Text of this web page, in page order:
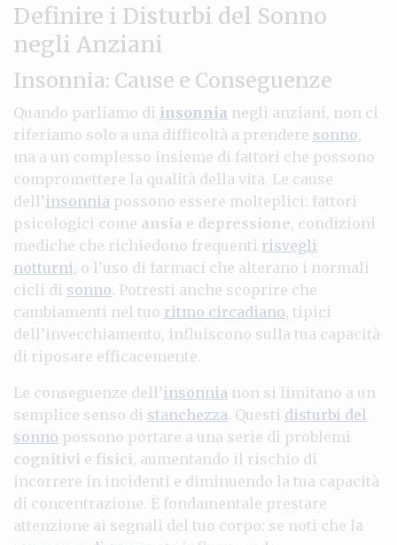
Definire i Disturbi del Sonno
negli Anziani
Insonnia: Cause e Conseguenze
Quando parliamo di insonnia negli anziani, non ci
riferiamo solo a una difficoltà a prendere sonno,
ma a un complesso insieme di fattori che possono
compromettere la qualità della vita. Le cause
dell’insonnia possono essere molteplici: fattori
psicologici come ansia e depressione, condizioni
mediche che richiedono frequenti risvegli
notturni, o l’uso di farmaci che alterano i normali
cicli di sonno. Potresti anche scoprire che
cambiamenti nel tuo ritmo circadiano, tipici
dell’invecchiamento, influiscono sulla tua capacità
di riposare efficacemente.
Le conseguenze dell’insonnia non si limitano a un
semplice senso di stanchezza. Questi disturbi del
sonno possono portare a una serie di problemi
cognitivi e fisici, aumentando il rischio di
incorrere in incidenti e diminuendo la tua capacità
di concentrazione. È fondamentale prestare
attenzione ai segnali del tuo corpo: se noti che la